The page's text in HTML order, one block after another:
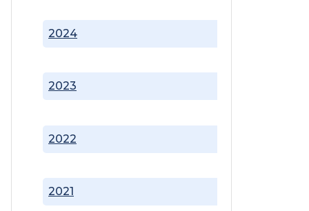
2021
2022
2023
2024